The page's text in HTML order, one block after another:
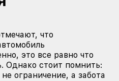
что
это все равно что
Однако стоит помнить:
ограничение, а забота